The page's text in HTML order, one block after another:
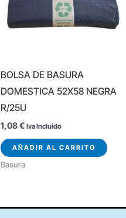
BOLSA DE BASURA
DOMESTICA 52X58 NEGRA
R/25U
1,08€ Iva Incluido
AÑADIR AL CARRITO
Basura